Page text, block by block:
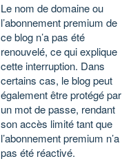
Le nom de domaine ou
l’abonnement premium de
ce blog n’a pas été
renouvelé, ce qui explique
cette interruption. Dans
certains cas, le blog peut
également être protégé par
un mot de passe, rendant
son accès limité tant que
l’abonnement premium n’a
pas été réactivé.